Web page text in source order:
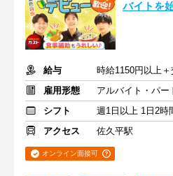
バイトを
給与
時給1150円以上
雇用形態
アルバイト・パー
シフト
週1日以上 1日2時
アクセス
佐久平駅
オンライン面接可